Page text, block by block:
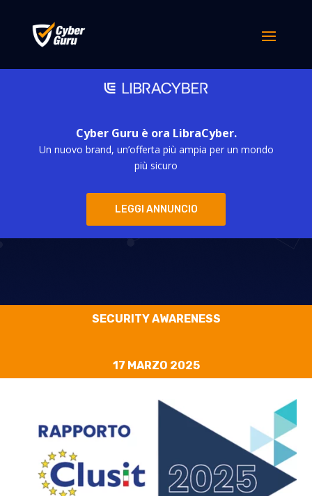
Cyber Guru è ora LibraCyber.
Un nuovo brand, un’offerta più ampia per un mondo
più sicuro
LEGGI ANNUNCIO
Clusit 2025:
Italia sempre nel
mirino
SECURITY AWARENESS
17 MARZO 2025